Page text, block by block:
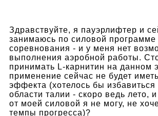
Здравствуйте, я пауэрлифтер и
занимаюсь по силовой программе
соревнования - и у меня нет
выполнения аэробной работы.
принимать L-карнитин на данном
применение сейчас не будет
эффекта (хотелось бы избавиться
области талии - скоро ведь лето,
от моей силовой я не могу, не
темпы прогресса)?